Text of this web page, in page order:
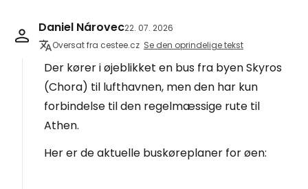
Daniel Nárovec22. 07. 2026
Oversat fra cestee.cz Se den oprindelige tekst
Der kører i øjeblikket en bus fra byen Skyros
(Chora) til lufthavnen, men den har kun
forbindelse til den regelmæssige rute til
Athen.
Her er de aktuelle buskøreplaner for øen: